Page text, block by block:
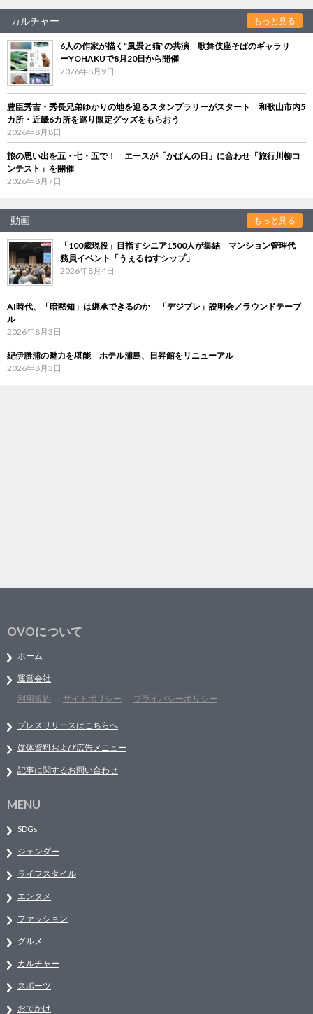
カルチャー もっと見る
6人の作家が描く“風景と猫”の共演 歌舞伎座そばのギャラリ
ーYOHAKUで8月20日から開催
2026年8月9日
豊臣秀吉・秀長兄弟ゆかりの地を巡るスタンプラリーがスタート 和歌山市内5
カ所・近畿6カ所を巡り限定グッズをもらおう
2026年8月8日
旅の思い出を五・七・五で！ エースが「かばんの日」に合わせ「旅行川柳コ
ンテスト」を開催
2026年8月7日
動画 もっと見る
「100歳現役」目指すシニア1500人が集結 マンション管理代
務員イベント「うぇるねすシップ」
2026年8月4日
AI時代、「暗黙知」は継承できるのか 「デジブレ」説明会／ラウンドテーブ
ル
2026年8月3日
紀伊勝浦の魅力を堪能 ホテル浦島、日昇館をリニューアル
2026年8月3日
OVOについて
ホーム
運営会社
利用規約
サイトポリシー プライバシーポリシー
プレスリリースはこちらへ
媒体資料および広告メニュー
記事に関するお問い合わせ
MENU
SDGs
ジェンダー
ライフスタイル
エンタメ
ファッション
グルメ
カルチャー
スポーツ
おでかけ